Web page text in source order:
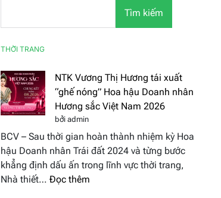
Tìm kiếm
THỜI TRANG
NTK Vương Thị Hương tái xuất
“ghế nóng” Hoa hậu Doanh nhân
Hương sắc Việt Nam 2026
bởi admin
BCV – Sau thời gian hoàn thành nhiệm kỳ Hoa
hậu Doanh nhân Trái đất 2024 và từng bước
khẳng định dấu ấn trong lĩnh vực thời trang,
Nhà thiết… Đọc thêm